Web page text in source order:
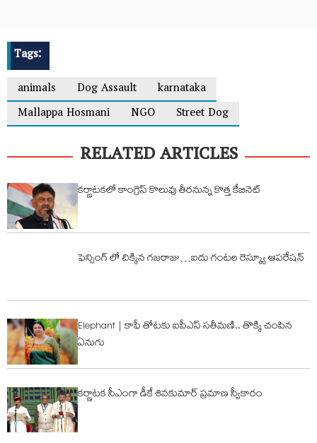
Tags:
animals
Dog Assault
karnataka
Mallappa Hosmani
NGO Street Dog
RELATED ARTICLES
కర్ణాటకలో కాంగ్రెస్ కొలువు తీరనున్న కొత్త కేబినెట్
ఫెన్సింగ్ లో చిక్కిన గజరాజు…ఐదు గంటల రెస్క్యూ ఆపరేషన్
Elephant | కాఫీ తోట‌కు ఐపీఎస్ స‌తీమ‌ణి.. తొక్కి చంపిన
ఏనుగు
క‌ర్ణాట‌క సీఎంగా డీకే శివకుమార్ ప్రమాణ స్వీకారం